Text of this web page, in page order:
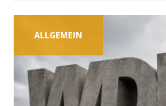
ALLGEMEIN